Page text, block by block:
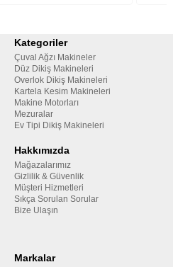
Kategoriler
Çuval Ağzı Makineler
Düz Dikiş Makineleri
Overlok Dikiş Makineleri
Kartela Kesim Makineleri
Makine Motorları
Mezuralar
Ev Tipi Dikiş Makineleri
Hakkımızda
Mağazalarımız
Gizlilik & Güvenlik
Müşteri Hizmetleri
Sıkça Sorulan Sorular
Bize Ulaşın
Markalar